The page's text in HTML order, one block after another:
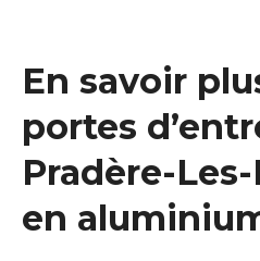
En savoir
portes
Pradère-
en